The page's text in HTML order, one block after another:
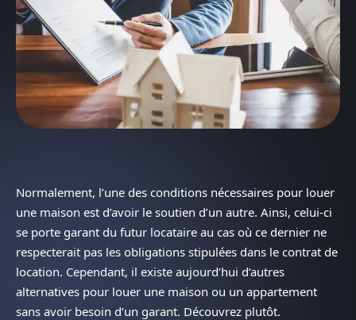
Normalement, l’une des conditions nécessaires pour louer
une maison est d’avoir le soutien d’un autre. Ainsi, celui-ci
se porte garant du futur locataire au cas où ce dernier ne
respecterait pas les obligations stipulées dans le contrat de
location. Cependant, il existe aujourd’hui d’autres
alternatives pour louer une maison ou un appartement
sans avoir besoin d’un garant. Découvrez plutôt.